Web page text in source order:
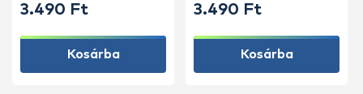
3.490 Ft
Kosárba
3.490 Ft
Kosárba